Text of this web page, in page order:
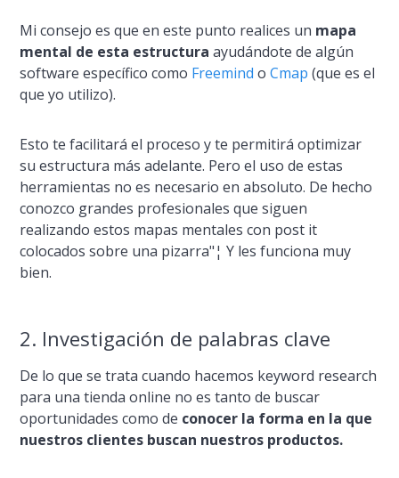
Mi consejo es que en este punto realices un mapa
mental de esta estructura ayudándote de algún
software especí­fico como Freemind oCmap (que es el
que yo utilizo).
Esto te facilitará el proceso y te permitirá optimizar
su estructura más adelante. Pero el uso de estas
herramientas no es necesario en absoluto. De hecho
conozco grandes profesionales que siguen
realizando estos mapas mentales con post it
colocados sobre una pizarra"¦ Y les funciona muy
bien.
2. Investigación de palabras clave
De lo que se trata cuando hacemos keyword research
para una tienda online no es tanto de buscar
oportunidades como de conocer la forma en la que
nuestros clientes buscan nuestros productos.